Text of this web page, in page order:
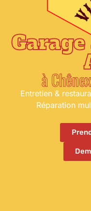
à
Entretien &
Réparation